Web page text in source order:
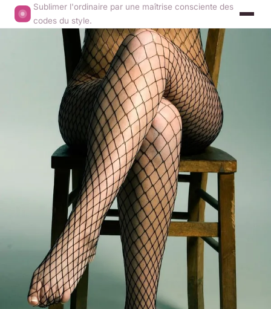
Sublimer l'ordinaire par une maîtrise consciente des
codes du style.